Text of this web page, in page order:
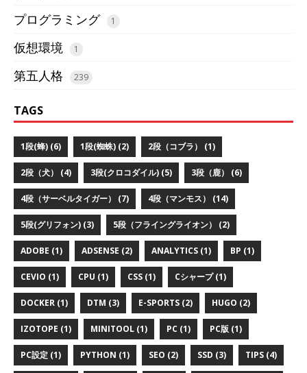
プログラミング 1
仮想環境 1
第五人格 239
TAGS
1段(蜂) (6) 1段(蜘蛛) (2) 2段（コブラ） (1)
2段（犬） (4) 3段(クロコダイル) (5) 3段（鹿） (6)
4段（サーベルタイガー） (7) 4段（マンモス） (14)
5段(グリフォン) (3) 5段（フライングライオン） (2)
ADOBE (1) ADSENSE (2) ANALYTICS (1) BP (1)
CEVIO (1) CPU (1) CSS (1) Cシャープ (1)
DOCKER (1) DTM (3) E-SPORTS (2) HUGO (2)
IZOTOPE (1) MINITOOL (1) PC (1) PC版 (1)
PC設定 (1) PYTHON (1) SEO (2) SSD (3) TIPS (4)